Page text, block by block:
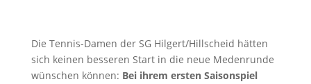
Die Tennis-Damen der SG Hilgert/Hillscheid hätten
sich keinen besseren Start in die neue Medenrunde
wünschen können: Bei ihrem ersten Saisonspiel